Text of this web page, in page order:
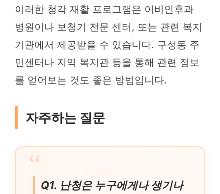
이러한 청각 재활 프로그램은 이비인후과
병원이나 보청기 전문 센터, 또는 관련 복지
기관에서 제공받을 수 있습니다. 구성동 주
민센터나 지역 복지관 등을 통해 관련 정보
를 얻어보는 것도 좋은 방법입니다.
자주하는 질문
Q1. 난청은 누구에게나 생기나